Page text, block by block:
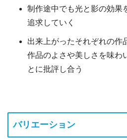
制作途中でも光と影の効果
追求していく
出来上がったそれぞれの作
作品のよさや美しさを味わ
とに批評し合う
バリエーション